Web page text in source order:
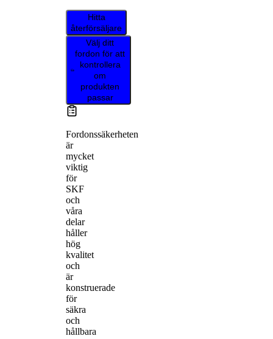
Hitta
återförsäljare
Välj ditt
fordon för att
kontrollera
om
produkten
passar
Fordonssäkerheten
är
mycket
viktig
för
SKF
och
våra
delar
håller
hög
kvalitet
och
är
konstruerade
för
säkra
och
hållbara